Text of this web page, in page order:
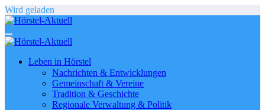
Zum
Inhalt
Wird geladen
Leben in Hörstel
Nachrichten & Entwicklungen
Gemeinschaft & Vereine
Tradition & Geschichte
Regionale Verwaltung & Politik